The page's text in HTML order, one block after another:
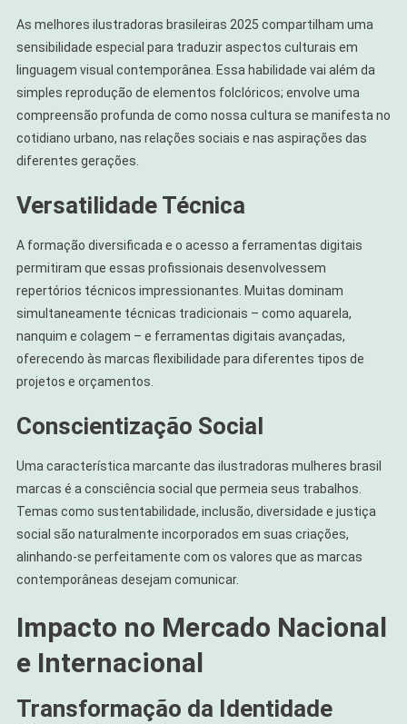
As melhores ilustradoras brasileiras 2025 compartilham uma
sensibilidade especial para traduzir aspectos culturais em
linguagem visual contemporânea. Essa habilidade vai além da
simples reprodução de elementos folclóricos; envolve uma
compreensão profunda de como nossa cultura se manifesta no
cotidiano urbano, nas relações sociais e nas aspirações das
diferentes gerações.
Versatilidade Técnica
A formação diversificada e o acesso a ferramentas digitais
permitiram que essas profissionais desenvolvessem
repertórios técnicos impressionantes. Muitas dominam
simultaneamente técnicas tradicionais – como aquarela,
nanquim e colagem – e ferramentas digitais avançadas,
oferecendo às marcas flexibilidade para diferentes tipos de
projetos e orçamentos.
Conscientização Social
Uma característica marcante das ilustradoras mulheres brasil
marcas é a consciência social que permeia seus trabalhos.
Temas como sustentabilidade, inclusão, diversidade e justiça
social são naturalmente incorporados em suas criações,
alinhando-se perfeitamente com os valores que as marcas
contemporâneas desejam comunicar.
Impacto no Mercado Nacional
e Internacional
Transformação da Identidade